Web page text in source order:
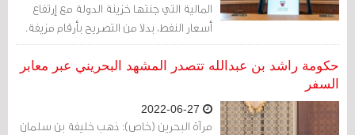
المالية التي جنتها خزينة الدولة مع إرتفاع
أسعار النفط، بدلا من التصريح بأرقام مزيفة.
حكومة راشد بن عبدالله تتصدر المشهد البحريني عبر معابر
السفر
مرآة البحرين (خاص): ذهب خليفة بن سلمان